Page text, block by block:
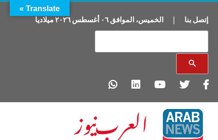
إتصل بنا | الخميس، الموافق٠٦ أغسطس ٢٠٢٦ميلاديا
Translate »